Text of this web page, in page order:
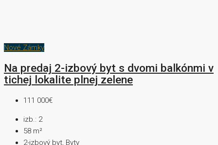
Nové Zámky
Na predaj 2-izbový byt s dvomi balkónmi v
tichej lokalite plnej zelene
111 000€
izb.: 2
58 m²
2-izbový byt, Byty